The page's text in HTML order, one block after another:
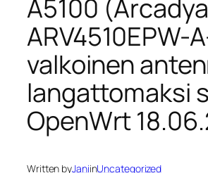
A5100
ARV4510EPW-
valkoinen
langattomaksi
OpenWrt
Written byJaniinUncategorized